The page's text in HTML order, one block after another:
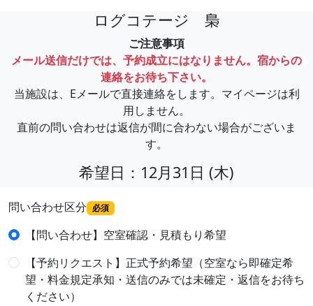
ログコテージ 梟
ご注意事項
メール送信だけでは、予約成立にはなりません。宿からの
連絡をお待ち下さい。
当施設は、Eメールで直接連絡をします。マイページは利
用しません。
直前の問い合わせは返信が間に合わない場合がございま
す。
希望日：12月31日 (木)
問い合わせ区分 必須
【問い合わせ】空室確認・見積もり希望
【予約リクエスト】正式予約希望（空室なら即確定希
望・料金規定承知・送信のみでは未確定・返信をお待ち
ください）